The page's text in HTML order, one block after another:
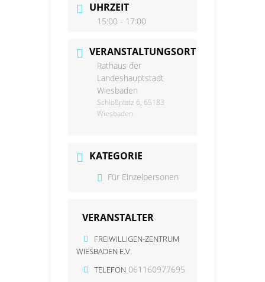
UHRZEIT
15:00 - 17:00
VERANSTALTUNGSORT
Rathaus der
Landeshauptstadt
Wiesbaden
Schloßplatz 6, 65183
Wiesbaden
KATEGORIE
Für Einzelpersonen
VERANSTALTER
FREIWILLIGEN-ZENTRUM
WIESBADEN E.V.
TELEFON 061160977695